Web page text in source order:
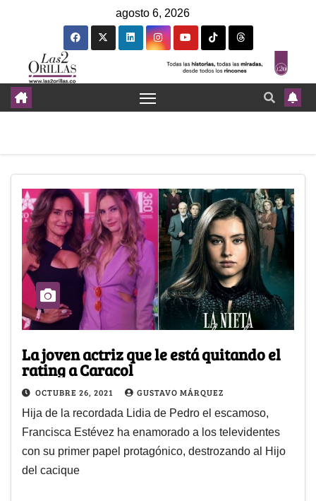
agosto 6, 2026
La joven actriz que le está quitando el
rating a Caracol
OCTUBRE 26, 2021 GUSTAVO MÁRQUEZ
Hija de la recordada Lidia de Pedro el escamoso,
Francisca Estévez ha enamorado a los televidentes
con su primer papel protagónico, destrozando al Hijo
del cacique